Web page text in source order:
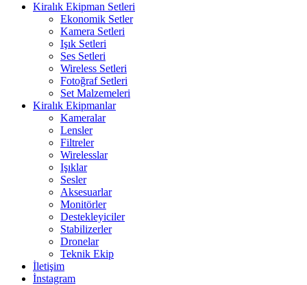
Kiralık Ekipman Setleri
Ekonomik Setler
Kamera Setleri
Işık Setleri
Ses Setleri
Wireless Setleri
Fotoğraf Setleri
Set Malzemeleri
Kiralık Ekipmanlar
Kameralar
Lensler
Filtreler
Wirelesslar
Işıklar
Sesler
Aksesuarlar
Monitörler
Destekleyiciler
Stabilizerler
Dronelar
Teknik Ekip
İletişim
İnstagram